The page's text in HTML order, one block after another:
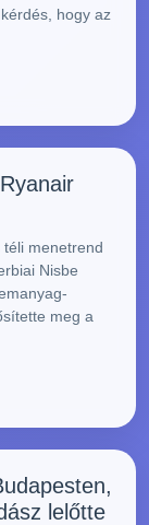
hogy az
menetrend
Nisbe
meg a
lelőtte